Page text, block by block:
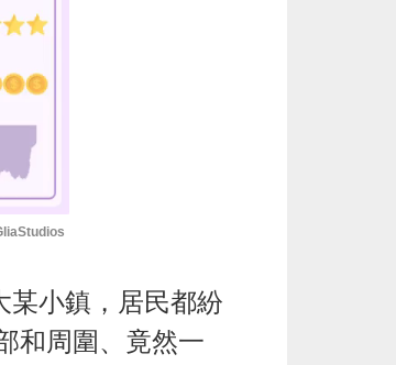
某小鎮，居民都紛
和周圍、竟然一